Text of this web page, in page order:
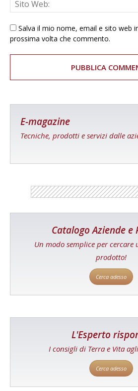
Salva il mio nome, email e sito web
prossima volta che commento.
E-magazine
Tecniche, prodotti e servizi dalle
Catalogo Aziende
Un modo semplice per cercare
prodotto!
Cerca adesso
L'Esperto
I consigli di Terra e Vita
Cerca adesso